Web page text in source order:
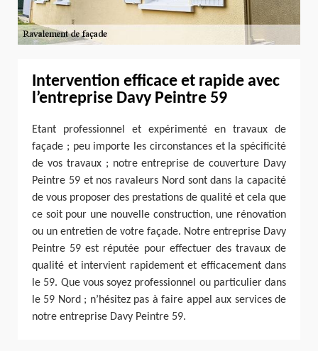
Intervention efficace et rapide avec
l’entreprise Davy Peintre 59
Etant professionnel et expérimenté en travaux de
façade ; peu importe les circonstances et la spécificité
de vos travaux ; notre entreprise de couverture Davy
Peintre 59 et nos ravaleurs Nord sont dans la capacité
de vous proposer des prestations de qualité et cela que
ce soit pour une nouvelle construction, une rénovation
ou un entretien de votre façade. Notre entreprise Davy
Peintre 59 est réputée pour effectuer des travaux de
qualité et intervient rapidement et efficacement dans
le 59. Que vous soyez professionnel ou particulier dans
le 59 Nord ; n’hésitez pas à faire appel aux services de
notre entreprise Davy Peintre 59.